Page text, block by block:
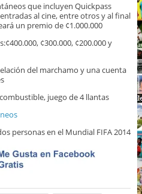
que incluyen Quickpass
al cine, entre otros y al final
un premio de ¢1.000.000
¢300.000, ¢200.000 y
del marchamo y una cuenta
juego de 4 llantas
personas en el Mundial FIFA 2014